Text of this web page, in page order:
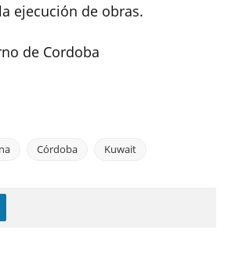
ejecución de obras.
de Cordoba
Córdoba Kuwait